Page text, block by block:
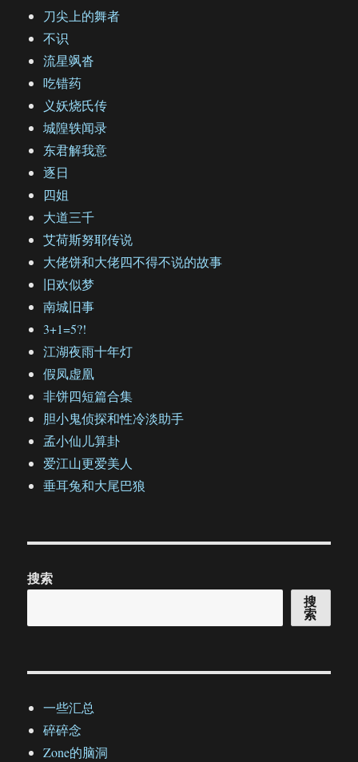
刀尖上的舞者
不识
流星飒沓
吃错药
义妖烧氏传
城隍轶闻录
东君解我意
逐日
四姐
大道三千
艾荷斯努耶传说
大佬饼和大佬四不得不说的故事
旧欢似梦
南城旧事
3+1=5?!
江湖夜雨十年灯
假凤虚凰
非饼四短篇合集
胆小鬼侦探和性冷淡助手
孟小仙儿算卦
爱江山更爱美人
垂耳兔和大尾巴狼
搜索
搜
索
一些汇总
碎碎念
Zone的脑洞